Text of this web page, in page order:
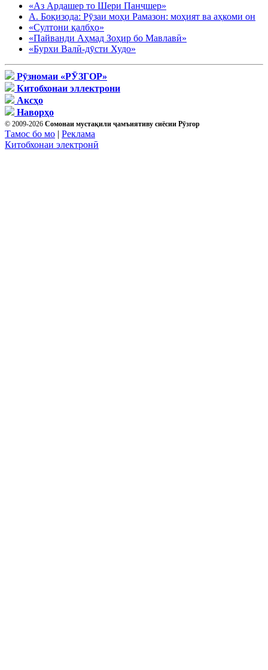
«Аз Ардашер то Шери Панҷшер»
А. Боқизода: Рӯзаи моҳи Рамазон: моҳият ва аҳкоми он
«Султони қалбҳо»
«Пайванди Аҳмад Зоҳир бо Мавлавӣ»
«Бурхи Валӣ-дӯсти Худо»
Рӯзномаи «РӮЗГОР»
Китобхонаи эллектрони
Аксҳо
Наворҳо
© 2009-2026 Сомонаи мустақили ҷамъиятиву сиёсии Рӯзгор
Тамос бо мо | Реклама
Китобхонаи электронӣ